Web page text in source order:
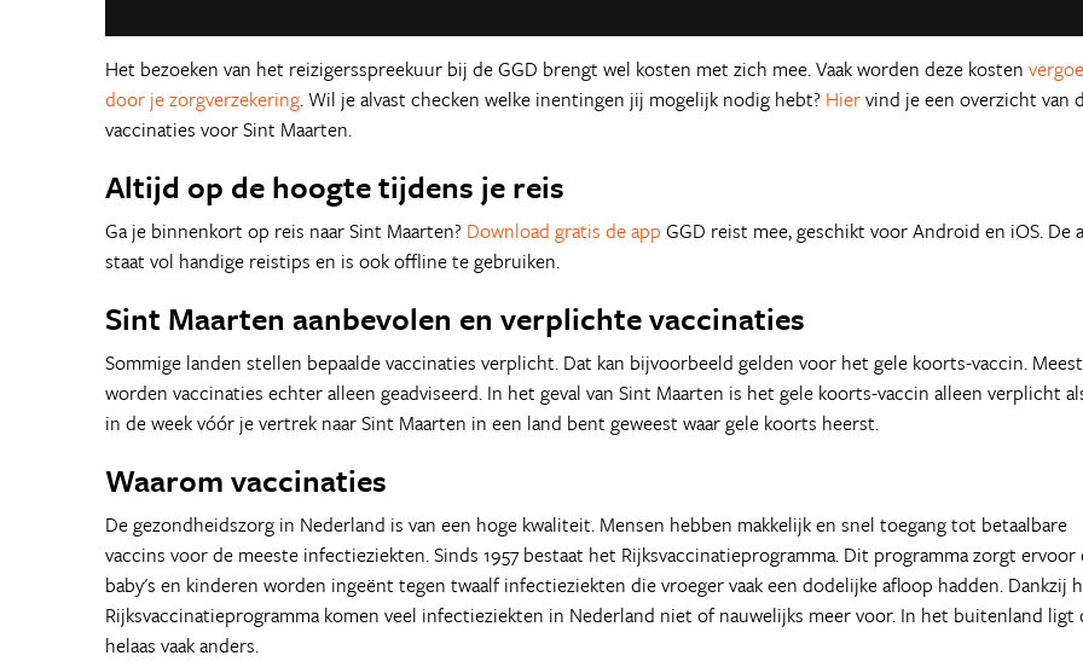
Het bezoeken van het reizigersspreekuur bij de GGD brengt wel kosten met zich mee. Vaak worden deze kosten
door je zorgverzekering. Wil je alvast checken welke inentingen jij mogelijk nodig hebt? Hiervind je een overzicht van
vaccinaties voor Sint Maarten.
Altijd op de hoogte tijdens je reis
Ga je binnenkort op reis naar Sint Maarten? Download gratis de app GGD reist mee, geschikt voor Android en iOS. De
staat vol handige reistips en is ook offline te gebruiken.
Sint Maarten aanbevolen en verplichte vaccinaties
Sommige landen stellen bepaalde vaccinaties verplicht. Dat kan bijvoorbeeld gelden voor het gele koorts-vaccin.
worden vaccinaties echter alleen geadviseerd. In het geval van Sint Maarten is het gele koorts-vaccin alleen verplicht
in de week vóór je vertrek naar Sint Maarten in een land bent geweest waar gele koorts heerst.
Waarom vaccinaties
De gezondheidszorg in Nederland is van een hoge kwaliteit. Mensen hebben makkelijk en snel toegang tot betaalbare
vaccins voor de meeste infectieziekten. Sinds 1957 bestaat het Rijksvaccinatieprogramma. Dit programma zorgt ervoor
baby's en kinderen worden ingeënt tegen twaalf infectieziekten die vroeger vaak een dodelijke afloop hadden. Dankzij
Rijksvaccinatieprogramma komen veel infectieziekten in Nederland niet of nauwelijks meer voor. In het buitenland ligt
helaas vaak anders.